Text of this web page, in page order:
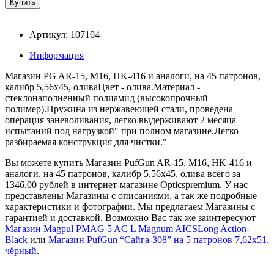
Артикул: 107104
Информация
Магазин PG AR-15, M16, HK-416 и аналоги, на 45 патронов,
калибр 5,56х45, оливаЦвет - олива.Материал -
стеклонаполненный полиамид (высокопрочный
полимер).Пружина из нержавеющей стали, проведена
операция заневоливания, легко выдерживают 2 месяца
испытаний под нагрузкой" при полном магазине.Легко
разбираемая конструкция для чистки."
Вы можете купить Магазин PufGun AR-15, M16, HK-416 и
аналоги, на 45 патронов, калибр 5,56х45, олива всего за
1346.00 рублей в интернет-магазине Opticspremium. У нас
представлены Магазины с описаниями, а так же подробные
характеристики и фотографии. Мы предлагаем Магазины с
гарантией и доставкой. Возможно Вас так же заинтересуют
Магазин Magpul PMAG 5 AC L Magnum AICSLong Action-
Black или Магазин PufGun “Сайга-308” на 5 патронов 7,62x51,
чёрный.